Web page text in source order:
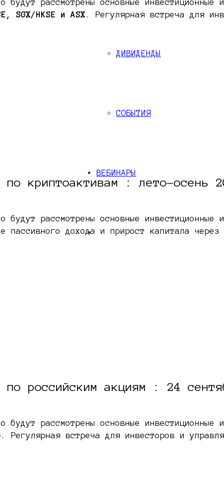
ДИВИДЕНДЫ
СОБЫТИЯ
ВЕБИНАРЫ
рассмотрены основные инвестиционные
SGX/HKSE и ASX. Регулярная встреча для
по криптоактивам : лето-осень
рассмотрены основные инвестиционные
пассивного дохода и прирост капитала
по российским акциям : 24
рассмотрены основные инвестиционные
. Регулярная встреча для инвесторов и